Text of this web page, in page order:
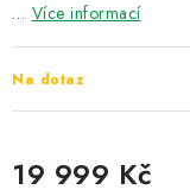
… Více informací
Na dotaz
19 999 Kč